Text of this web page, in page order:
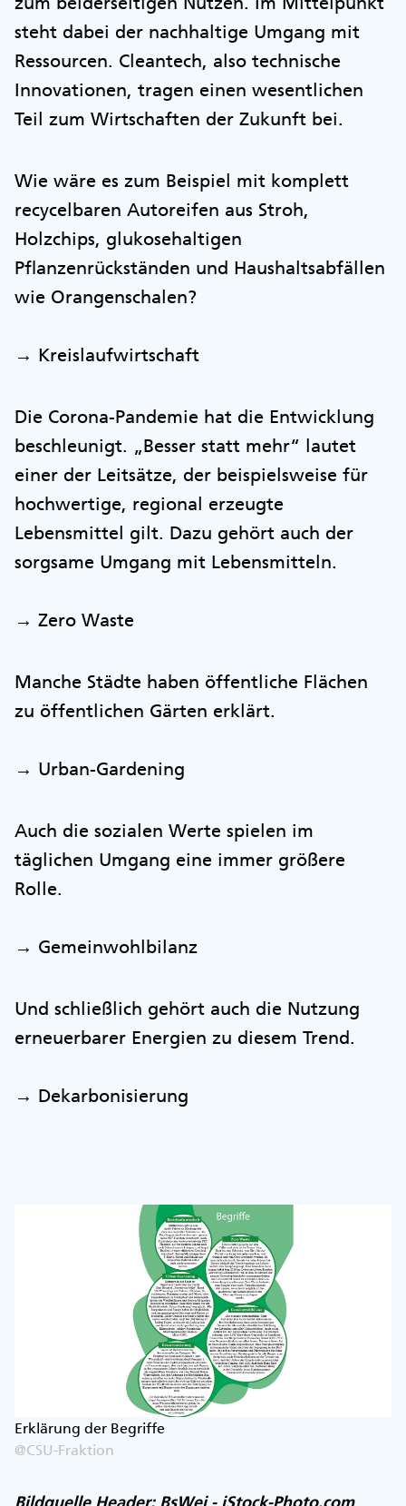
steht dabei der nachhaltige Umgang mit
Ressourcen. Cleantech, also technische
Innovationen, tragen einen wesentlichen
Teil zum Wirtschaften der Zukunft bei.
Wie wäre es zum Beispiel mit komplett
recycelbaren Autoreifen aus Stroh,
Holzchips, glukosehaltigen
Pflanzenrückständen und Haushaltsabfällen
wie Orangenschalen?
→ Kreislaufwirtschaft
Die Corona-Pandemie hat die Entwicklung
beschleunigt. „Besser statt mehr“ lautet
einer der Leitsätze, der beispielsweise für
hochwertige, regional erzeugte
Lebensmittel gilt. Dazu gehört auch der
sorgsame Umgang mit Lebensmitteln.
→ Zero Waste
Manche Städte haben öffentliche Flächen
zu öffentlichen Gärten erklärt.
→ Urban-Gardening
Auch die sozialen Werte spielen im
täglichen Umgang eine immer größere
Rolle.
→ Gemeinwohlbilanz
Und schließlich gehört auch die Nutzung
erneuerbarer Energien zu diesem Trend.
→ Dekarbonisierung
Erklärung der Begriffe
@CSU-Fraktion